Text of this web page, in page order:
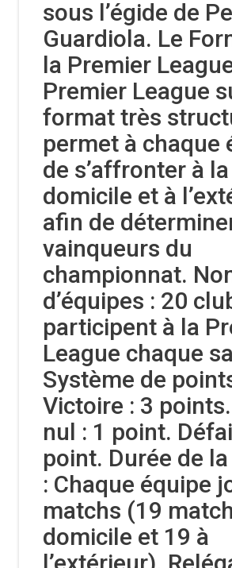
sous l’égide de
Guardiola. Le
la Premier
Premier League
format très
permet à chaque
de s’affronter à
domicile et à
afin de
vainqueurs du
championnat.
d’équipes : 20
participent à la
League chaque
Système de
Victoire : 3
nul : 1 point.
point. Durée de
: Chaque équipe
matchs (19
domicile et 19 à